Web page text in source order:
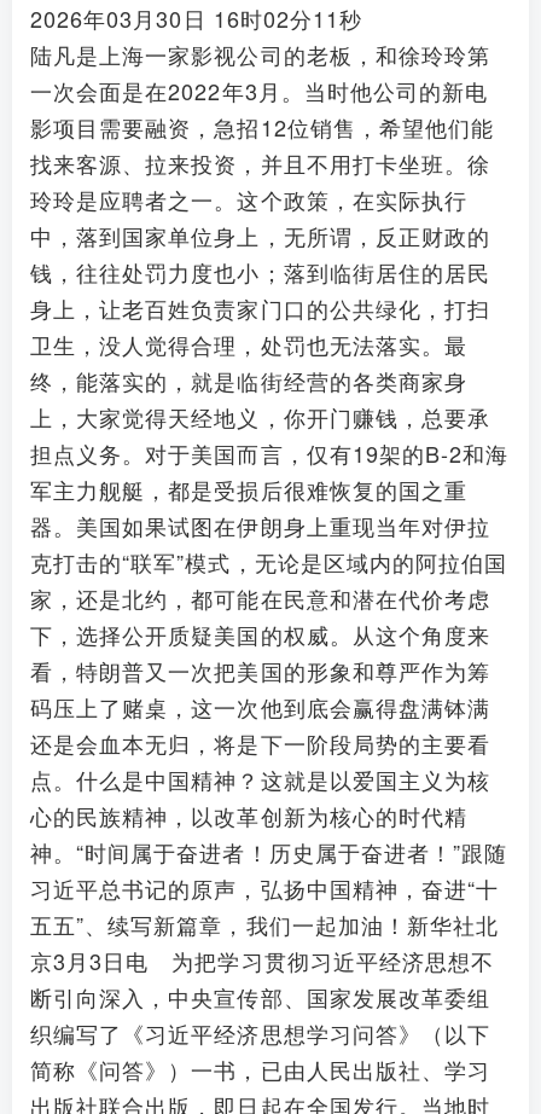
2026年03月30日 16时02分11秒
陆凡是上海一家影视公司的老板，和徐玲玲第
一次会面是在2022年3月。当时他公司的新电
影项目需要融资，急招12位销售，希望他们能
找来客源、拉来投资，并且不用打卡坐班。徐
玲玲是应聘者之一。这个政策，在实际执行
中，落到国家单位身上，无所谓，反正财政的
钱，往往处罚力度也小；落到临街居住的居民
身上，让老百姓负责家门口的公共绿化，打扫
卫生，没人觉得合理，处罚也无法落实。最
终，能落实的，就是临街经营的各类商家身
上，大家觉得天经地义，你开门赚钱，总要承
担点义务。对于美国而言，仅有19架的B-2和海
军主力舰艇，都是受损后很难恢复的国之重
器。美国如果试图在伊朗身上重现当年对伊拉
克打击的“联军”模式，无论是区域内的阿拉伯国
家，还是北约，都可能在民意和潜在代价考虑
下，选择公开质疑美国的权威。从这个角度来
看，特朗普又一次把美国的形象和尊严作为筹
码压上了赌桌，这一次他到底会赢得盘满钵满
还是会血本无归，将是下一阶段局势的主要看
点。什么是中国精神？这就是以爱国主义为核
心的民族精神，以改革创新为核心的时代精
神。“时间属于奋进者！历史属于奋进者！”跟随
习近平总书记的原声，弘扬中国精神，奋进“十
五五”、续写新篇章，我们一起加油！新华社北
京3月3日电 为把学习贯彻习近平经济思想不
断引向深入，中央宣传部、国家发展改革委组
织编写了《习近平经济思想学习问答》（以下
简称《问答》）一书，已由人民出版社、学习
出版社联合出版，即日起在全国发行。当地时